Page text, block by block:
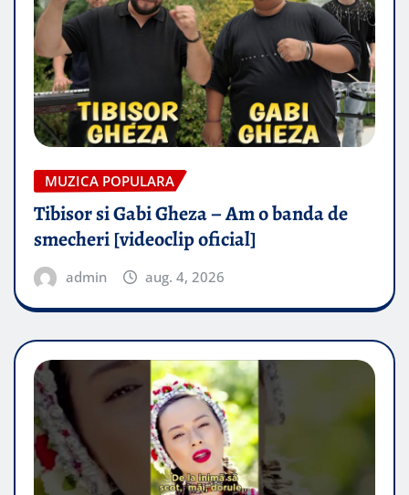
MUZICA POPULARA
Tibisor si Gabi Gheza – Am o banda de
smecheri [videoclip oficial]
admin aug. 4, 2026